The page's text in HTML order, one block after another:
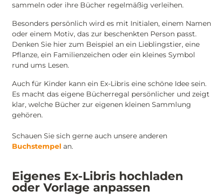
sammeln oder ihre Bücher regelmäßig verleihen.
Besonders persönlich wird es mit Initialen, einem Namen
oder einem Motiv, das zur beschenkten Person passt.
Denken Sie hier zum Beispiel an ein Lieblingstier, eine
Pflanze, ein Familienzeichen oder ein kleines Symbol
rund ums Lesen.
Auch für Kinder kann ein Ex-Libris eine schöne Idee sein.
Es macht das eigene Bücherregal persönlicher und zeigt
klar, welche Bücher zur eigenen kleinen Sammlung
gehören.
Schauen Sie sich gerne auch unsere anderen
Buchstempel an.
Eigenes Ex-Libris hochladen
oder Vorlage anpassen